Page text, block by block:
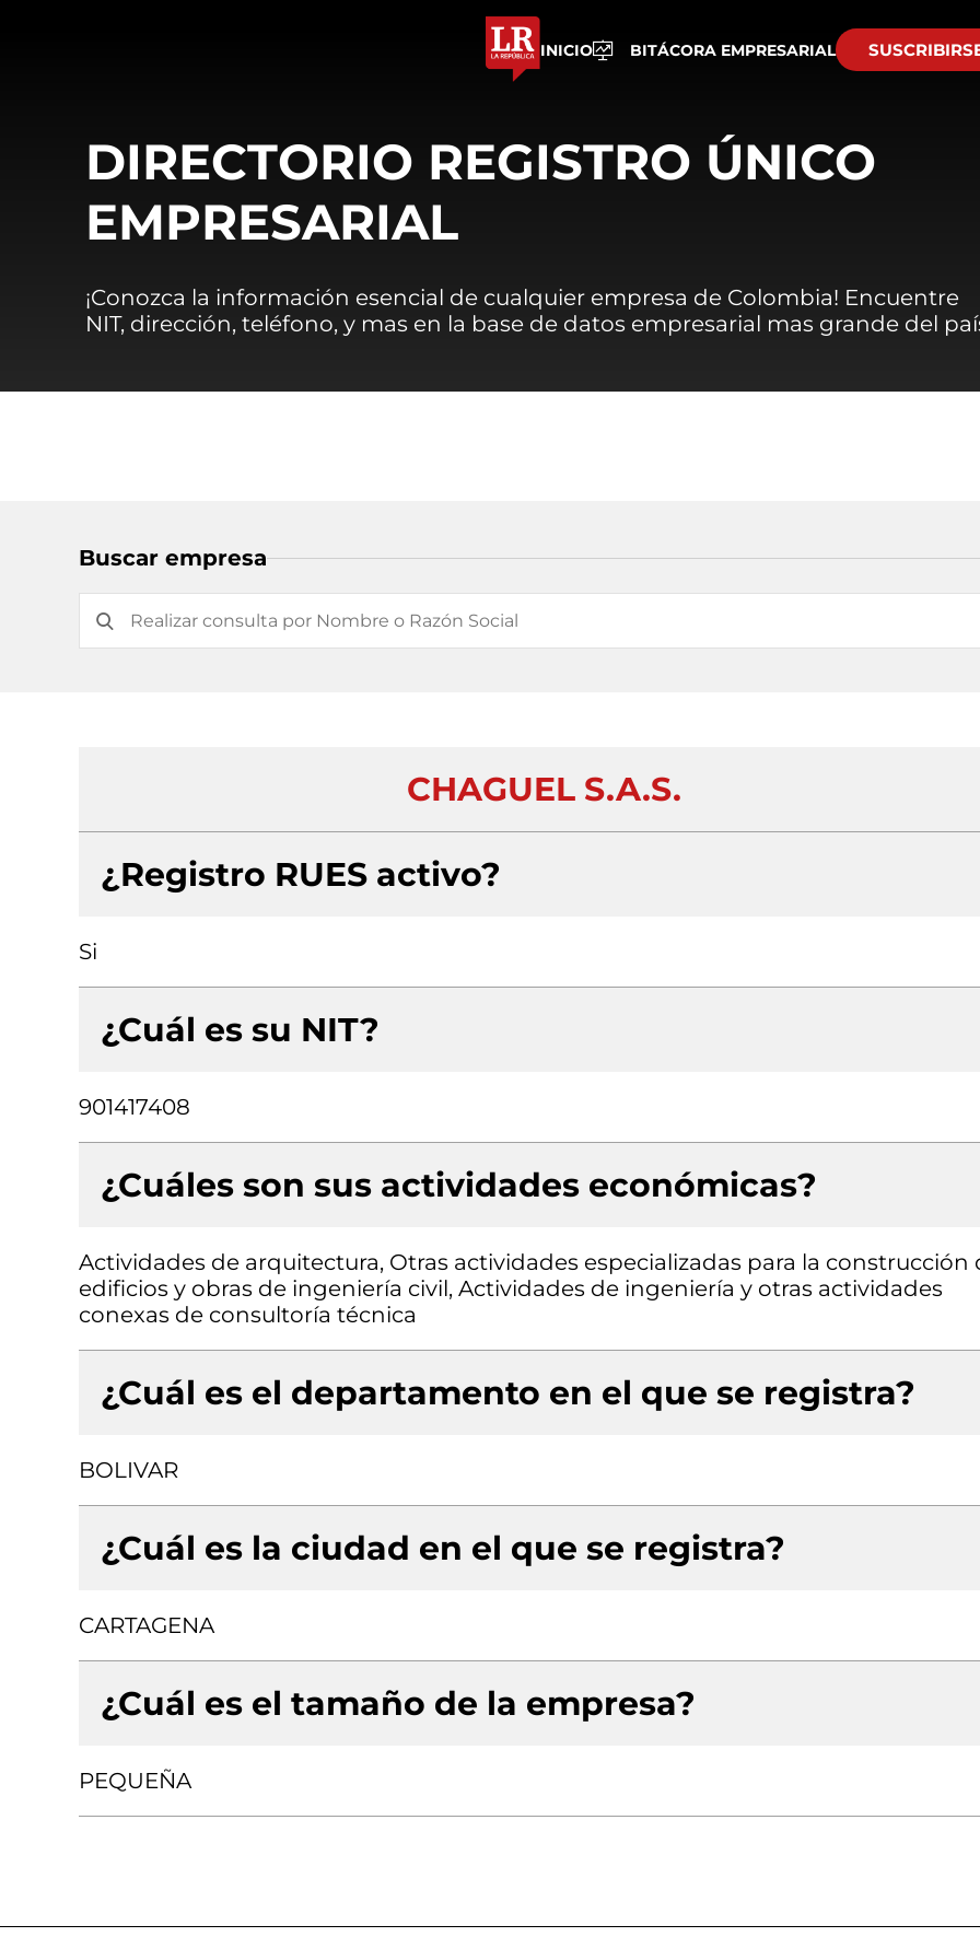
INICIO BITÁCORA EMPRESARIAL
DIRECTORIO REGISTRO ÚNICO
EMPRESARIAL
¡Conozca la información esencial de cualquier empresa de Colombia! Encuentre
NIT, dirección, teléfono, y mas en la base de datos empresarial mas grande del
Buscar empresa
CHAGUEL S.A.S.
¿Registro RUES activo?
Si
¿Cuál es su NIT?
901417408
¿Cuáles son sus actividades económicas?
Actividades de arquitectura, Otras actividades especializadas para la construcción
edificios y obras de ingeniería civil, Actividades de ingeniería y otras actividades
conexas de consultoría técnica
¿Cuál es el departamento en el que se registra?
BOLIVAR
¿Cuál es la ciudad en el que se registra?
CARTAGENA
¿Cuál es el tamaño de la empresa?
PEQUEÑA